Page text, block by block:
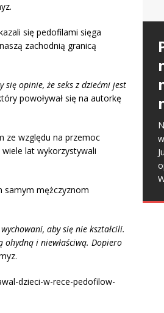
się pedofilami sięga
zachodnią granicą
opinie, że seks z dziećmi jest
powoływał się na autorkę
ze względu na przemoc
lat wykorzystywali
samym mężczyznom
aby się nie kształcili.
ohydną i niewłaściwą. Dopiero
dzieci-w-rece-pedofilow-